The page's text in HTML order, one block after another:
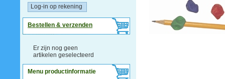
Bestellen & verzenden
Er zijn nog geen
artikelen geselecteerd
Menu productinformatie